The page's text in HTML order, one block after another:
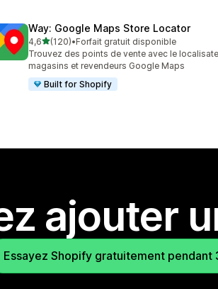
Way: Google Maps Store Locator
4,6étoile(s) sur 5
(120)
120 avis au total
•Forfait gratuit disponible
Trouvez des points de vente avec le
magasins et revendeurs Google Maps
Built for Shopify
ajouter
Essayez Shopify gratuitement pendant